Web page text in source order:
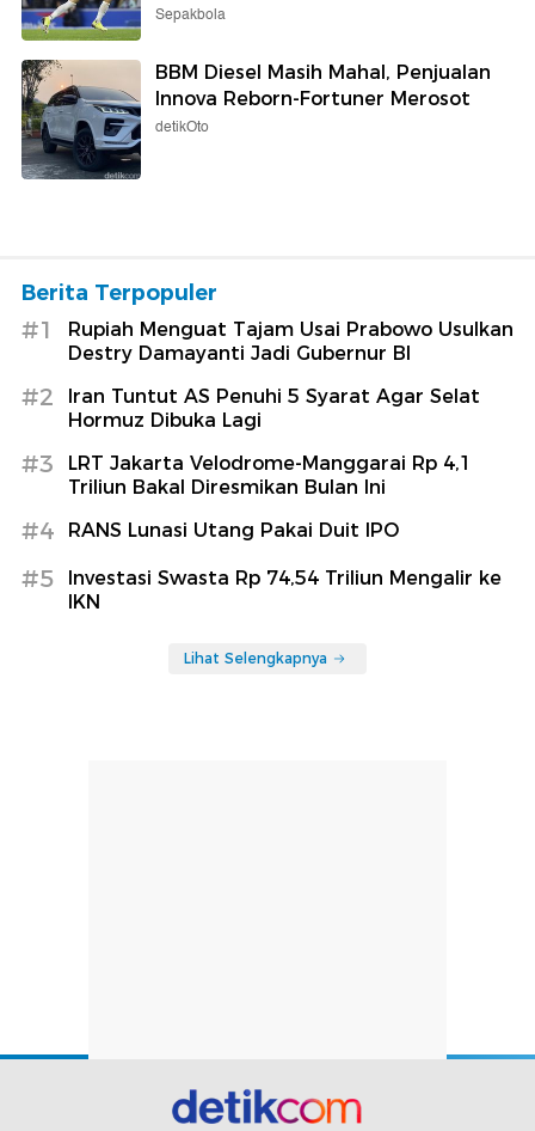
Sepakbola
BBM Diesel Masih Mahal, Penjualan
Innova Reborn-Fortuner Merosot
detikOto
Berita Terpopuler
#1
Rupiah Menguat Tajam Usai Prabowo Usulkan
Destry Damayanti Jadi Gubernur BI
#2
Iran Tuntut AS Penuhi 5 Syarat Agar Selat
Hormuz Dibuka Lagi
#3
LRT Jakarta Velodrome-Manggarai Rp 4,1
Triliun Bakal Diresmikan Bulan Ini
#4 RANS Lunasi Utang Pakai Duit IPO
#5
Investasi Swasta Rp 74,54 Triliun Mengalir ke
IKN
Lihat Selengkapnya